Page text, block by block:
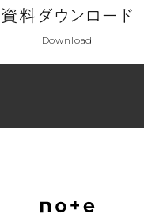
資料ダウンロード
Download